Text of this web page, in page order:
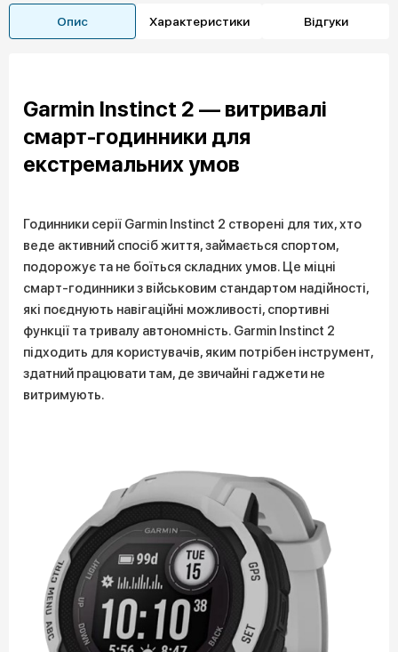
Опис Характеристики Відгуки
Garmin Instinct 2 — витривалі
смарт-годинники для
екстремальних умов
Годинники серії Garmin Instinct 2 створені для тих, хто
веде активний спосіб життя, займається спортом,
подорожує та не боїться складних умов. Це міцні
смарт-годинники з військовим стандартом надійності,
які поєднують навігаційні можливості, спортивні
функції та тривалу автономність. Garmin Instinct 2
підходить для користувачів, яким потрібен інструмент,
здатний працювати там, де звичайні гаджети не
витримують.